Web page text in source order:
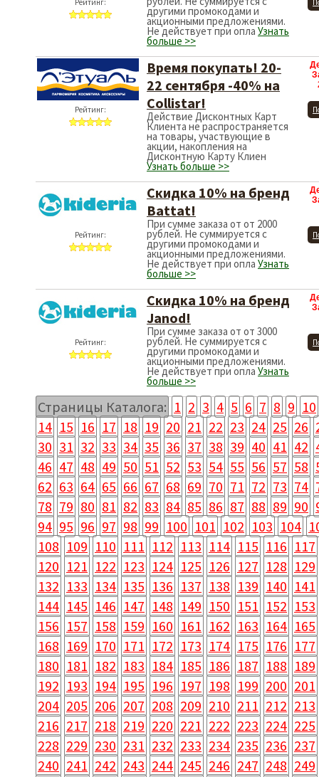
Рейтинг:
другими промокодами и
акционными предложениями.
Не действует при опла Узнать
больше >>
Рейтинг:
Время покупать! 20-
22 сентября -40% на
Collistar!
Действие Дисконтных Карт
Клиента не распространяется
на товары, участвующие в
акции, накопления на
Дисконтную Карту Клиен
Узнать больше >>
Рейтинг:
Скидка 10% на бренд
Battat!
При сумме заказа от от 2000
рублей. Не суммируется с
другими промокодами и
акционными предложениями.
Не действует при опла Узнать
больше >>
Рейтинг:
Скидка 10% на бренд
Janod!
При сумме заказа от от 3000
рублей. Не суммируется с
другими промокодами и
акционными предложениями.
Не действует при опла Узнать
больше >>
Страницы Каталога: 1 2 3 4 5 6 7 8 9 10
14 15 16 17 18 19 20 21 22 23 24 25 26
30 31 32 33 34 35 36 37 38 39 40 41 42
46 47 48 49 50 51 52 53 54 55 56 57 58
62 63 64 65 66 67 68 69 70 71 72 73 74
78 79 80 81 82 83 84 85 86 87 88 89 90
94 95 96 97 98 99 100 101 102 103 104
108 109 110 111 112 113 114 115 116 117
120 121 122 123 124 125 126 127 128 129
132 133 134 135 136 137 138 139 140 141
144 145 146 147 148 149 150 151 152 153
156 157 158 159 160 161 162 163 164 165
168 169 170 171 172 173 174 175 176 177
180 181 182 183 184 185 186 187 188 189
192 193 194 195 196 197 198 199 200 201
204 205 206 207 208 209 210 211 212 213
216 217 218 219 220 221 222 223 224 225
228 229 230 231 232 233 234 235 236 237
240 241 242 243 244 245 246 247 248 249